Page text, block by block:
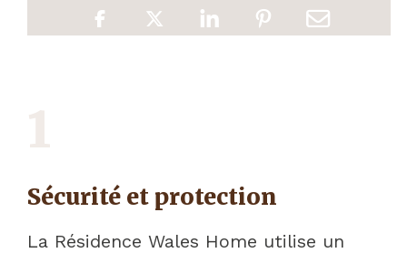
1
Sécurité et protection
La Résidence Wales Home utilise un